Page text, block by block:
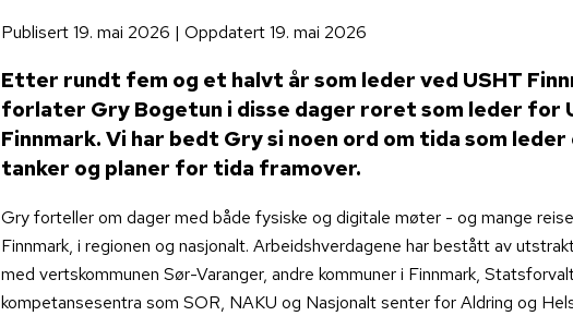
Publisert 19. mai 2026 | Oppdatert 19. mai 2026
Etter rundt fem og et halvt år som leder ved USHT
forlater Gry Bogetun i disse dager roret som leder for
Finnmark. Vi har bedt Gry si noen ord om tida som leder
tanker og planer for tida framover.
Gry forteller om dager med både fysiske og digitale møter - og mange
Finnmark, i regionen og nasjonalt. Arbeidshverdagene har bestått av
med vertskommunen Sør-Varanger, andre kommuner i Finnmark,
kompetansesentra som SOR, NAKU og Nasjonalt senter for Aldring og